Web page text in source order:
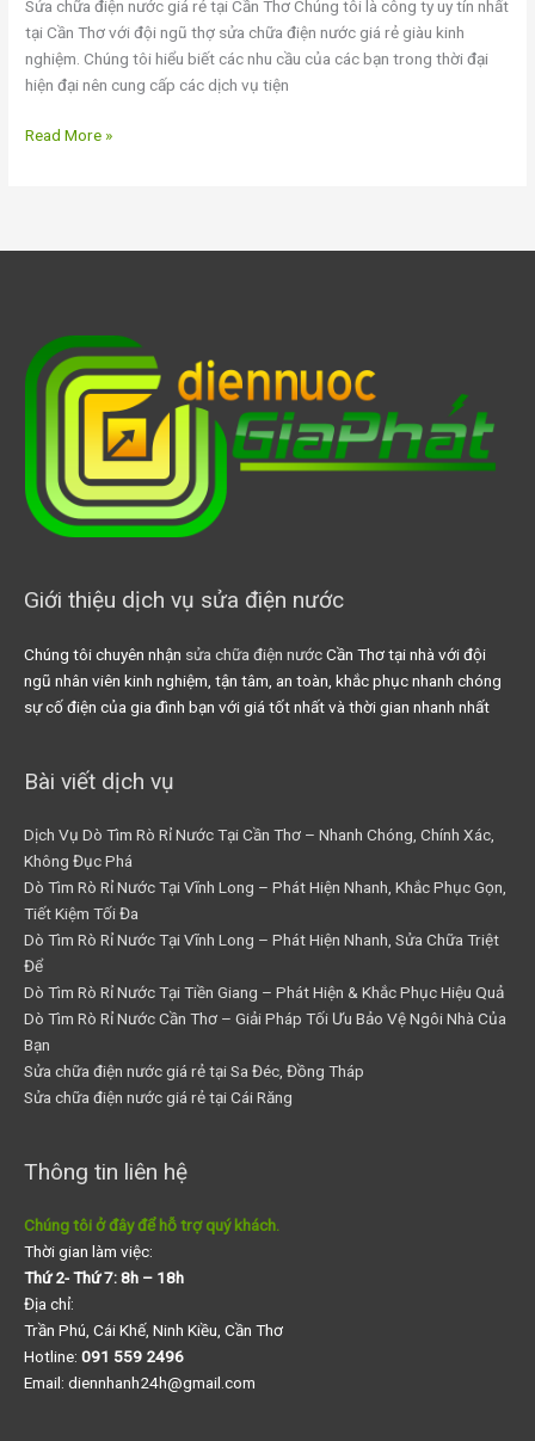
Sửa chữa điện nước giá rẻ tại Cần Thơ Chúng tôi là công ty uy tín nhất
tại Cần Thơ với đội ngũ thợ sửa chữa điện nước giá rẻ giàu kinh
nghiệm. Chúng tôi hiểu biết các nhu cầu của các bạn trong thời đại
hiện đại nên cung cấp các dịch vụ tiện
Read More »
Giới thiệu dịch vụ sửa điện nước
Chúng tôi chuyên nhận sửa chữa điện nướcCần Thơ tại nhà với đội
ngũ nhân viên kinh nghiệm, tận tâm, an toàn, khắc phục nhanh chóng
sự cố điện của gia đình bạn với giá tốt nhất và thời gian nhanh nhất
Bài viết dịch vụ
Dịch Vụ Dò Tìm Rò Rỉ Nước Tại Cần Thơ – Nhanh Chóng, Chính Xác,
Không Đục Phá
Dò Tìm Rò Rỉ Nước Tại Vĩnh Long – Phát Hiện Nhanh, Khắc Phục Gọn,
Tiết Kiệm Tối Đa
Dò Tìm Rò Rỉ Nước Tại Vĩnh Long – Phát Hiện Nhanh, Sửa Chữa Triệt
Để
Dò Tìm Rò Rỉ Nước Tại Tiền Giang – Phát Hiện & Khắc Phục Hiệu Quả
Dò Tìm Rò Rỉ Nước Cần Thơ – Giải Pháp Tối Ưu Bảo Vệ Ngôi Nhà Của
Bạn
Sửa chữa điện nước giá rẻ tại Sa Đéc, Đồng Tháp
Sửa chữa điện nước giá rẻ tại Cái Răng
Thông tin liên hệ
Chúng tôi ở đây để hỗ trợ quý khách.
Thời gian làm việc:
Thứ 2- Thứ 7: 8h – 18h
Địa chỉ:
Trần Phú, Cái Khế, Ninh Kiều, Cần Thơ
Hotline: 091 559 2496
Email: diennhanh24h@gmail.com